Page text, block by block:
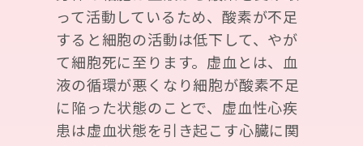
って活動しているため、酸素が不足
すると細胞の活動は低下して、やが
て細胞死に至ります。虚血とは、血
液の循環が悪くなり細胞が酸素不足
に陥った状態のことで、虚血性心疾
患は虚血状態を引き起こす心臓に関